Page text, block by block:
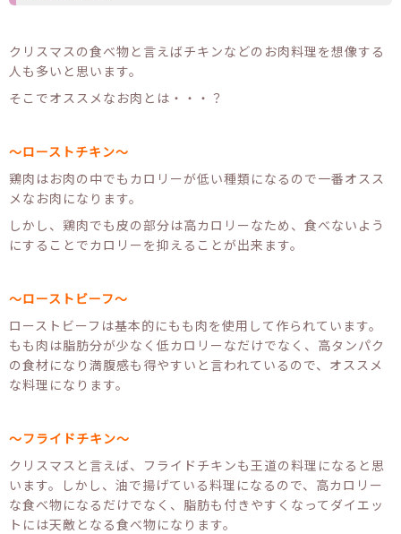
クリスマスの食べ物と言えばチキンなどのお肉料理を想像する
人も多いと思います。
そこでオススメなお肉とは・・・？
～ローストチキン～
鶏肉はお肉の中でもカロリーが低い種類になるので一番オスス
メなお肉になります。
しかし、鶏肉でも皮の部分は高カロリーなため、食べないよう
にすることでカロリーを抑えることが出来ます。
～ローストビーフ～
ローストビーフは基本的にもも肉を使用して作られています。
もも肉は脂肪分が少なく低カロリーなだけでなく、高タンパク
の食材になり満腹感も得やすいと言われているので、オススメ
な料理になります。
～フライドチキン～
クリスマスと言えば、フライドチキンも王道の料理になると思
います。しかし、油で揚げている料理になるので、高カロリー
な食べ物になるだけでなく、脂肪も付きやすくなってダイエッ
トには天敵となる食べ物になります。